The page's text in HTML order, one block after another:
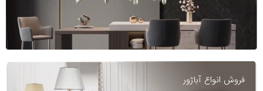
فروش انواع آباژور